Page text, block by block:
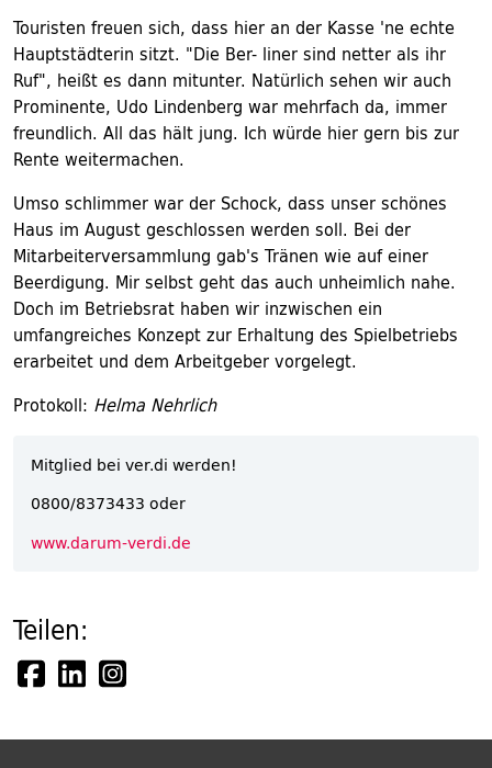
Touristen freuen sich, dass hier an der Kasse 'ne echte
Hauptstädterin sitzt. "Die Ber- liner sind netter als ihr
Ruf", heißt es dann mitunter. Natürlich sehen wir auch
Prominente, Udo Lindenberg war mehrfach da, immer
freundlich. All das hält jung. Ich würde hier gern bis zur
Rente weitermachen.
Umso schlimmer war der Schock, dass unser schönes
Haus im August geschlossen werden soll. Bei der
Mitarbeiterversammlung gab's Tränen wie auf einer
Beerdigung. Mir selbst geht das auch unheimlich nahe.
Doch im Betriebsrat haben wir inzwischen ein
umfangreiches Konzept zur Erhaltung des Spielbetriebs
erarbeitet und dem Arbeitgeber vorgelegt.
Protokoll: Helma Nehrlich
Mitglied bei ver.di werden!
0800/8373433 oder
www.darum-verdi.de
Teilen: